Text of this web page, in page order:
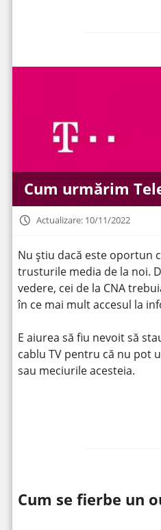
Cum urmărim
Actualizare: 10/11/2022
Nu știu dacă este oportun
trusturile media de la noi.
vedere, cei de la CNA
în ce mai mult accesul la
E aiurea să fiu nevoit să
cablu TV pentru că nu pot
sau meciurile acesteia.
Cum se fierbe un